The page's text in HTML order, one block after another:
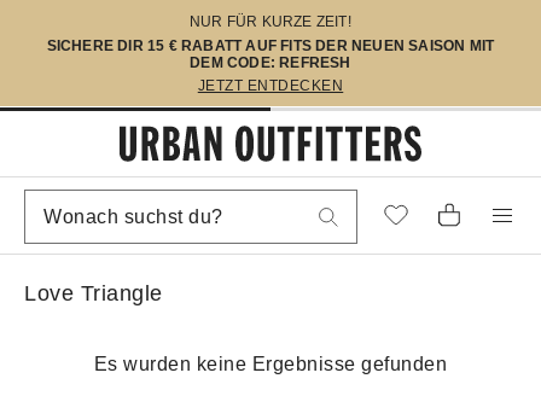
NUR FÜR KURZE ZEIT!
SICHERE DIR 15 € RABATT AUF FITS DER NEUEN SAISON MIT
DEM CODE: REFRESH
JETZT ENTDECKEN
Love Triangle
Es wurden keine Ergebnisse gefunden